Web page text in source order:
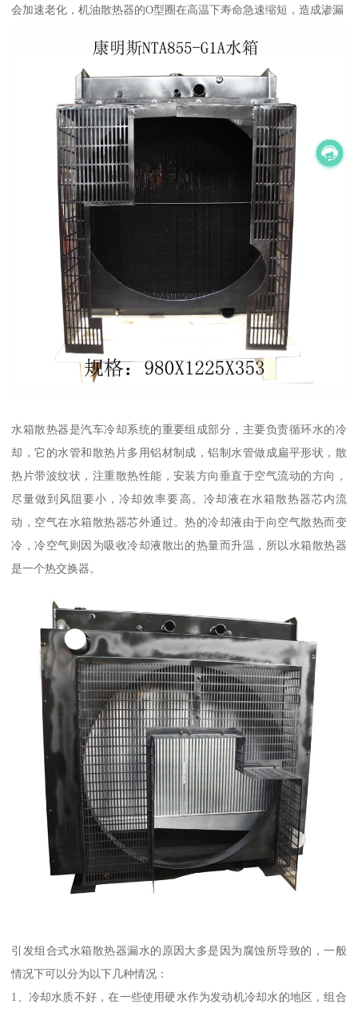
会加速老化，机油散热器的O型圈在高温下寿命急速缩短，造成渗漏
水箱散热器是汽车冷却系统的重要组成部分，主要负责循环水的冷
却，它的水管和散热片多用铝材制成，铝制水管做成扁平形状，散
热片带波纹状，注重散热性能，安装方向垂直于空气流动的方向，
尽量做到风阻要小，冷却效率要高。冷却液在水箱散热器芯内流
动，空气在水箱散热器芯外通过。热的冷却液由于向空气散热而变
冷，冷空气则因为吸收冷却液散出的热量而升温，所以水箱散热器
是一个热交换器。
引发组合式水箱散热器漏水的原因大多是因为腐蚀所导致的，一般
情况下可以分为以下几种情况：
1、冷却水质不好，在一些使用硬水作为发动机冷却水的地区，组合